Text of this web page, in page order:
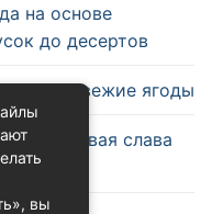
на основе
до десертов
свежие ягоды
и новая слава
вы